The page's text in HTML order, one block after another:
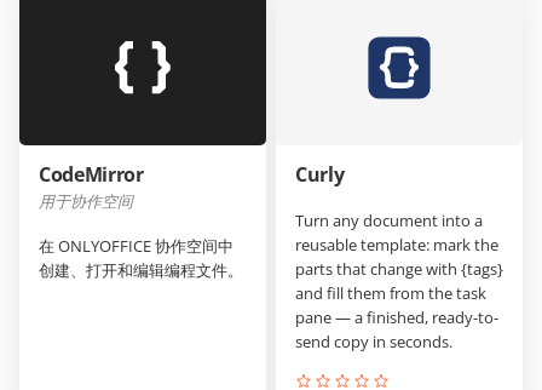
CodeMirror
用于协作空间
在 ONLYOFFICE 协作空间中
创建、打开和编辑编程文件。
Curly
Turn any document into a
reusable template: mark the
parts that change with {tags}
and fill them from the task
pane — a finished, ready-to-
send copy in seconds.